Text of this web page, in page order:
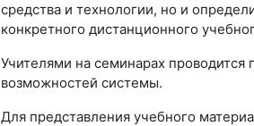
средства и технологии, но и
конкретного дистанционного
Учителями на семинарах проводится
возможностей системы.
Для представления учебного